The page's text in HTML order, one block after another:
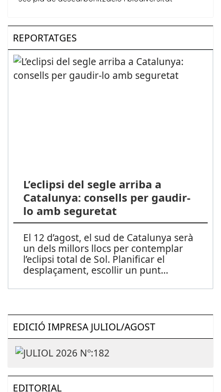
REPORTATGES
L’eclipsi del segle arriba a
Catalunya: consells per gaudir-
lo amb seguretat
El 12 d’agost, el sud de Catalunya serà
un dels millors llocs per contemplar
l’eclipsi total de Sol. Planificar el
desplaçament, escollir un punt...
EDICIÓ IMPRESA JULIOL/AGOST
EDITORIAL